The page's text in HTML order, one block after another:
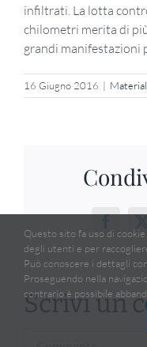
infiltrati. La lotta
chilometri merita di
grandi manifestazioni
16 Giugno 2016 |
Scrivi un
Questo sito fa uso di
degli utenti e per
Può conoscere i dettagli
Proseguendo nella
contrario è possibile